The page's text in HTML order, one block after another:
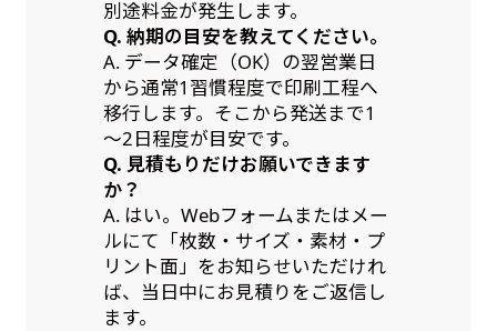
別途料金が発生します。
Q. 納期の目安を教えてください。
A. データ確定（OK）の翌営業日
から通常1習慣程度で印刷工程へ
移行します。そこから発送まで1
～2日程度が目安です。
Q. 見積もりだけお願いできます
か？
A. はい。Webフォームまたはメー
ルにて「枚数・サイズ・素材・プ
リント面」をお知らせいただけれ
ば、当日中にお見積りをご返信し
ます。